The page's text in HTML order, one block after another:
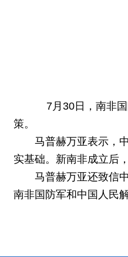
7月30日，南非国
策。
马普赫万亚表示，中
实基础。新南非成立后
马普赫万亚还致信中
南非国防军和中国人民